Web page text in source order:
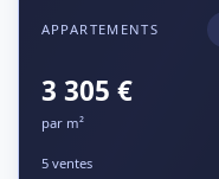
APPARTEMENTS
3 305 €
par m²
5 ventes